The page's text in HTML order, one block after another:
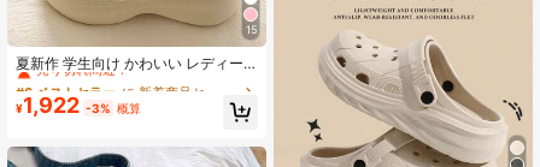
15
夏新作 学生向け かわいい レディー
ス クロッグサンダル、EVA厚底 身長
アップ アウトドア ビーチ カジュア
ル 快適 ファッション 万能 2WAY ス
#6 ベストセラー
売り切れ間近！
#6 ベストセラー
売り切れ間近！
#6 ベストセラー
売り切れ間近！
売り切れ間近！
¥1,922 -3% 概算